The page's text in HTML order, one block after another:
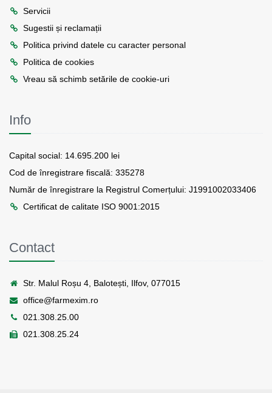
Servicii
Sugestii și reclamații
Politica privind datele cu caracter personal
Politica de cookies
Vreau să schimb setările de cookie-uri
Info
Capital social: 14.695.200 lei
Cod de înregistrare fiscală: 335278
Număr de înregistrare la Registrul Comerțului: J1991002033406
Certificat de calitate ISO 9001:2015
Contact
Str. Malul Roșu 4, Balotești, Ilfov, 077015
office@farmexim.ro
021.308.25.00
021.308.25.24